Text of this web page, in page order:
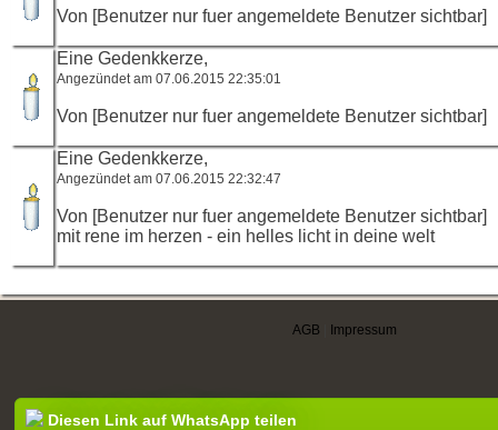
Von [Benutzer nur fuer angemeldete Benutzer sichtbar]
Eine Gedenkkerze,
Angezündet am 07.06.2015 22:35:01
Von [Benutzer nur fuer angemeldete Benutzer sichtbar]
Eine Gedenkkerze,
Angezündet am 07.06.2015 22:32:47
Von [Benutzer nur fuer angemeldete Benutzer sichtbar]
mit rene im herzen - ein helles licht in deine welt
AGB Impressum
Diesen Link auf WhatsApp teilen